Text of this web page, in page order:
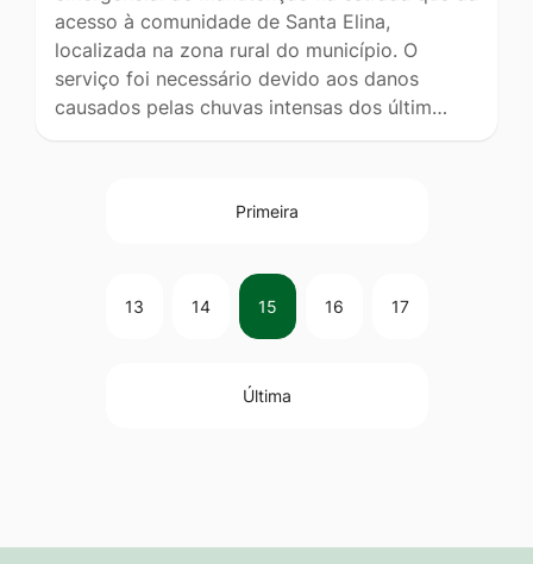
acesso à comunidade de Santa Elina,
localizada na zona rural do município. O
serviço foi necessário devido aos danos
causados pelas chuvas intensas dos últim…
Primeira
13 14 15 16 17
Última